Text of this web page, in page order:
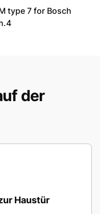
type 7 for Bosch
der
Haustür